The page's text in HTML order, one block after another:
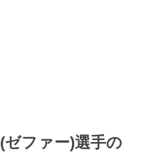
ゼファー)選手の